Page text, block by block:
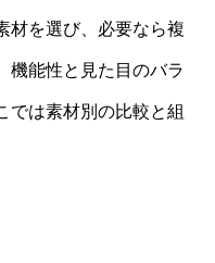
材を選び、必要なら複
機能性と見た目のバラ
では素材別の比較と組